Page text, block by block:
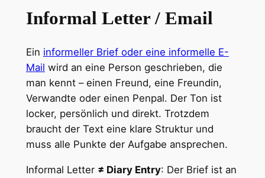
Informal Letter / Email
Ein informeller Brief oder eine informelle E-
Mail wird an eine Person geschrieben, die
man kennt – einen Freund, eine Freundin,
Verwandte oder einen Penpal. Der Ton ist
locker, persönlich und direkt. Trotzdem
braucht der Text eine klare Struktur und
muss alle Punkte der Aufgabe ansprechen.
Informal Letter ≠ Diary Entry: Der Brief ist an